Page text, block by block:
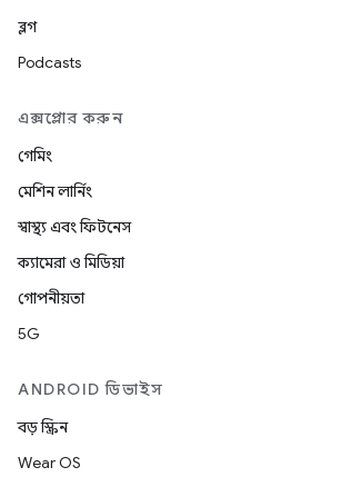
ব্লগ
Podcasts
এক্সপ্লোর করুন
গেমিং
মেশিন লার্নিং
স্বাস্থ্য এবং ফিটনেস
ক্যামেরা ও মিডিয়া
গোপনীয়তা
5G
ANDROID ডিভাইস
বড় স্ক্রিন
Wear OS